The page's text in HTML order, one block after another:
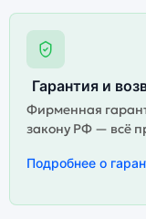
Гарантия и
Фирменная
закону РФ — всё
Подробнее о